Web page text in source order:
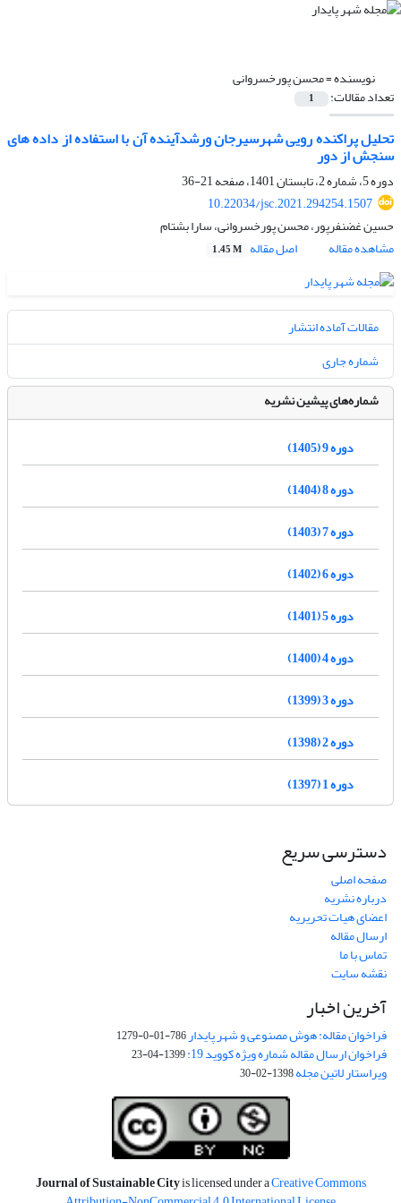
نویسنده =محسن پورخسروانی
تعداد مقالات: 1
تحلیل پراکنده رویی شهرسیرجان ورشدآینده آن با استفاده از داده های
سنجش از دور
دوره 5، شماره 2، تابستان 1401، صفحه
21-36
10.22034/jsc.2021.294254.1507
حسین غضنفرپور، محسن پورخسروانی، سارا بشتام
مشاهده مقاله
اصل مقاله 1.45 M
مقالات آماده انتشار
شماره جاری
شماره‌های پیشین نشریه
دوره 9 (1405)
دوره 8 (1404)
دوره 7 (1403)
دوره 6 (1402)
دوره 5 (1401)
دوره 4 (1400)
دوره 3 (1399)
دوره 2 (1398)
دوره 1 (1397)
دسترسی سریع
صفحه اصلی
درباره نشریه
اعضای هیات تحریریه
ارسال مقاله
تماس با ما
نقشه سایت
آخرین اخبار
فراخوان مقاله: هوش مصنوعی و شهر پایدار786-01-0-1279
فراخوان ارسال مقاله شماره ویژه کووید 19: 1399-04-23
ویراستار لاتین مجله1398-02-30
Journal of Sustainable Cityis licensed under aCreative Commons